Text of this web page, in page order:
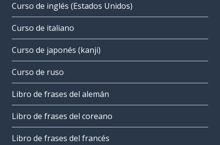
Curso de inglés (Estados Unidos)
Curso de italiano
Curso de japonés (kanji)
Curso de ruso
Libro de frases del alemán
Libro de frases del coreano
Libro de frases del francés